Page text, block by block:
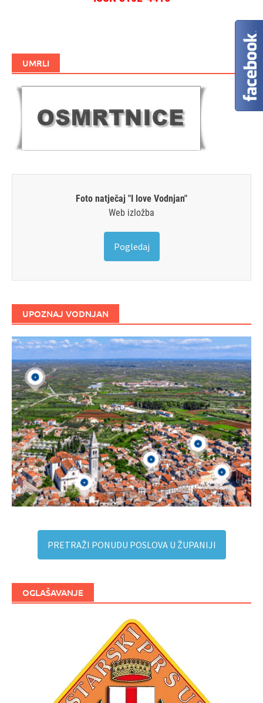
UMRLI
Foto natječaj "I love Vodnjan"
Web izložba
Pogledaj
UPOZNAJ VODNJAN
PRETRAŽI PONUDU POSLOVA U ŽUPANIJI
OGLAŠAVANJE